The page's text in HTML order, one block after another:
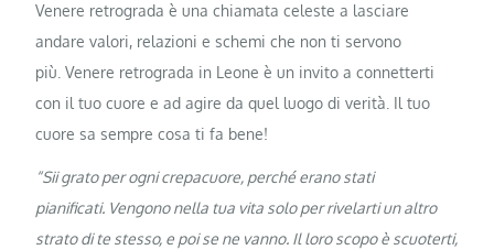
Venere retrograda è una chiamata celeste a lasciare
andare valori, relazioni e schemi che non ti servono
più. Venere retrograda in Leone è un invito a connetterti
con il tuo cuore e ad agire da quel luogo di verità. Il tuo
cuore sa sempre cosa ti fa bene!
“Sii grato per ogni crepacuore, perché erano stati
pianificati. Vengono nella tua vita solo per rivelarti un altro
strato di te stesso, e poi se ne vanno. Il loro scopo è scuoterti,